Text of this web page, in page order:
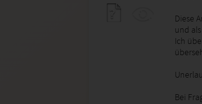
Diese
und
Ich
Bei